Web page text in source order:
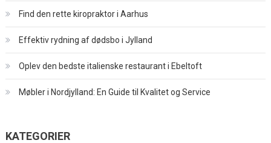
Find den rette kiropraktor i Aarhus
Effektiv rydning af dødsbo i Jylland
Oplev den bedste italienske restaurant i Ebeltoft
Møbler i Nordjylland: En Guide til Kvalitet og Service
KATEGORIER